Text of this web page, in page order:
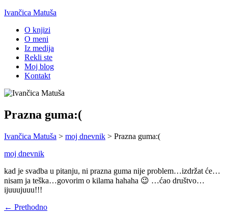
Ivančica Matuša
O knjizi
O meni
Iz medija
Rekli ste
Moj blog
Kontakt
Prazna guma:(
Ivančica Matuša > moj dnevnik > Prazna guma:(
moj dnevnik
kad je svadba u pitanju, ni prazna guma nije problem…izdržat će…
nisam ja teška…govorim o kilama hahaha 😉 …ćao društvo…
ijuuujuuu!!!
← Prethodno